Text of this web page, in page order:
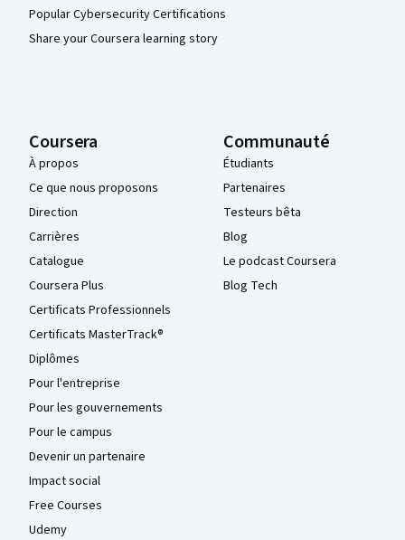
Popular Cybersecurity Certifications
Share your Coursera learning story
Coursera
À propos
Ce que nous proposons
Direction
Carrières
Catalogue
Coursera Plus
Certificats Professionnels
Certificats MasterTrack®
Diplômes
Pour l'entreprise
Pour les gouvernements
Pour le campus
Devenir un partenaire
Impact social
Free Courses
Udemy
Communauté
Étudiants
Partenaires
Testeurs bêta
Blog
Le podcast Coursera
Blog Tech